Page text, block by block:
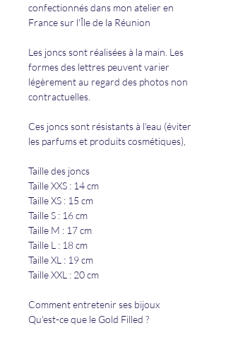
confectionnés dans mon atelier en
France sur l'Île de la Réunion
Les joncs sont réalisées à la main. Les
formes des lettres peuvent varier
légèrement au regard des photos non
contractuelles.
Ces joncs sont résistants à l'eau (éviter
les parfums et produits cosmétiques),
Taille des joncs
Taille XXS : 14 cm
Taille XS : 15 cm
Taille S : 16 cm
Taille M : 17 cm
Taille L : 18 cm
Taille XL : 19 cm
Taille XXL : 20 cm
Comment entretenir ses bijoux
Qu'est-ce que le Gold Filled ?